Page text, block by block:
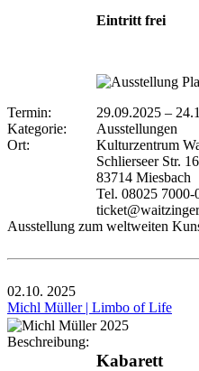
Eintritt frei
Termin: 29.09.2025 –
Kategorie:
Ausstellungen
Ort:
Kulturzentrum
Schlierseer Str. 16
83714 Miesbach
Tel. 08025 7000-
Ausstellung zum weltweiten
02.10. 2025
Michl Müller | Limbo of Life
Beschreibung:
Kabarett